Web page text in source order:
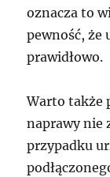
oznacza to
pewność, że
prawidłowo.
Warto także
naprawy nie
przypadku